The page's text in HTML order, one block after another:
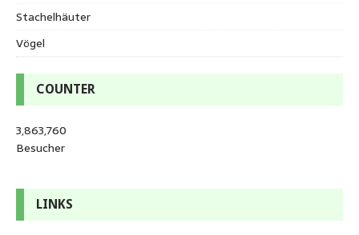
Stachelhäuter
Vögel
COUNTER
3,863,760
Besucher
LINKS